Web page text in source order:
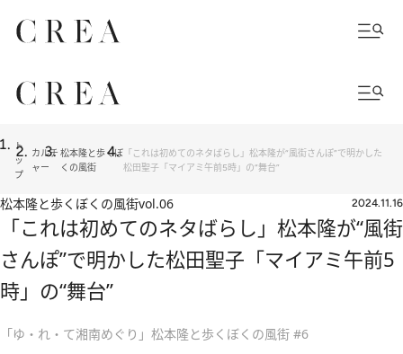
ト
ッ
プ
カルチ
ャー
松本隆と歩くぼ
くの風街
「これは初めてのネタばらし」松本隆が“風街さんぽ”で明かした
松田聖子「マイアミ午前5時」の“舞台”
松本隆と歩くぼくの風街vol.06 2024.11.16
「これは初めてのネタばらし」松本隆が“風街
さんぽ”で明かした松田聖子「マイアミ午前5
時」の“舞台”
「ゆ・れ・て湘南めぐり」松本隆と歩くぼくの風街 #6